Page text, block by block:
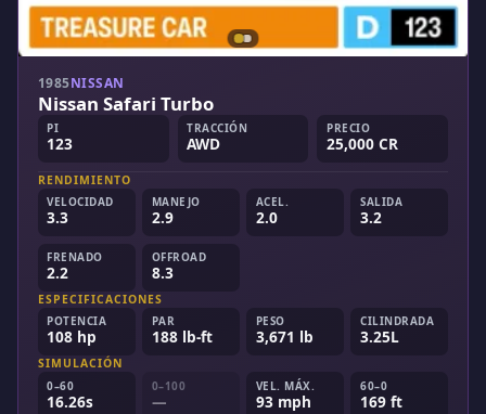
1985NISSAN
Nissan Safari Turbo
PI
123
TRACCIÓN
AWD
PRECIO
25,000 CR
RENDIMIENTO
VELOCIDAD
3.3
MANEJO
2.9
ACEL.
2.0
SALIDA
3.2
FRENADO
2.2
OFFROAD
8.3
ESPECIFICACIONES
POTENCIA
108 hp
PAR
188 lb-ft
PESO
3,671 lb
CILINDRADA
3.25L
SIMULACIÓN
0–60
16.26s
0–100
—
VEL. MÁX.
93 mph
60–0
169 ft